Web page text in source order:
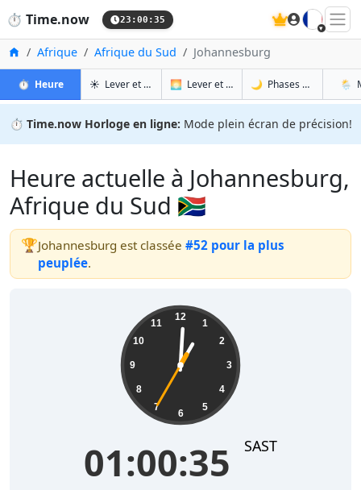
⏱️ Time.now 23:00:36 🇫🇷
Accueil
Afrique Afrique du Sud Johannesburg
⏱️ Heureà Johannesburg
☀️ Lever et coucher du soleil à Johannesburg
🌅 Lever et coucher du soleil demain à
🌙 Phases de la Lune à
🌦️
⏱️ Time.now Horloge en ligne: Mode plein écran de précision!
Heure actuelle à Johannesburg,
Afrique du Sud 🇿🇦
🏆Johannesburg est classée #52 pour la plus
peuplée.
12
1
2
3
4
5
6
7
8
9
10
11
01:00:36 SAST